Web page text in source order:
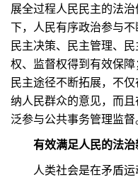
展全过程人民民主的法
下，人民有序政治参与不
民主决策、民主管理、
权、监督权得到有效保
民主途径不断拓展，不
纳人民群众的意见，而
泛参与公共事务管理监督
有效满足人民的法
人类社会是在矛盾运